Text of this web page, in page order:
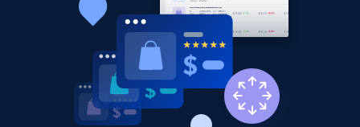
price, and more.
1.9K+ 323+ Comece agora